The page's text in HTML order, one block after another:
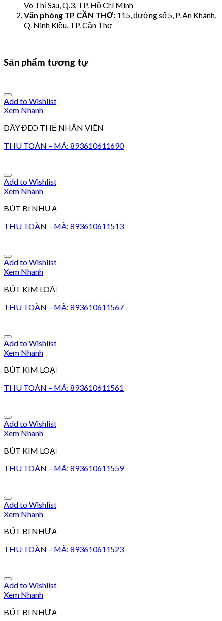
Võ Thị Sáu, Q.3, TP. Hồ Chí Minh
Văn phòng TP CẦN THƠ: 115, đường số 5, P. An Khánh,
Q. Ninh Kiều, TP. Cần Thơ
Sản phẩm tương tự
Add to Wishlist
Xem Nhanh
DÂY ĐEO THẺ NHÂN VIÊN
THU TOÀN – MÃ: 893610611690
Add to Wishlist
Xem Nhanh
BÚT BI NHỰA
THU TOÀN – MÃ: 893610611513
Add to Wishlist
Xem Nhanh
BÚT KIM LOẠI
THU TOÀN – MÃ: 893610611567
Add to Wishlist
Xem Nhanh
BÚT KIM LOẠI
THU TOÀN – MÃ: 893610611561
Add to Wishlist
Xem Nhanh
BÚT KIM LOẠI
THU TOÀN – MÃ: 893610611559
Add to Wishlist
Xem Nhanh
BÚT BI NHỰA
THU TOÀN – MÃ: 893610611523
Add to Wishlist
Xem Nhanh
BÚT BI NHỰA